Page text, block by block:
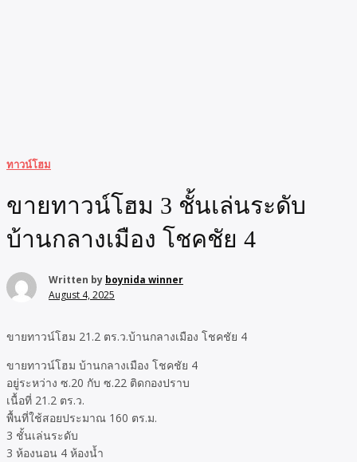
ทาวน์โฮม
ขายทาวน์โฮม 3 ชั้นเล่นระดับ
บ้านกลางเมือง โชคชัย 4
Written by boynida winner
August 4, 2025
ขายทาวน์โฮม 21.2 ตร.ว.บ้านกลางเมือง โชคชัย 4
ขายทาวน์โฮม บ้านกลางเมือง โชคชัย 4
อยู่ระหว่าง ซ.20 กับ ซ.22 ติดกองปราบ
เนื้อที่ 21.2 ตร.ว.
พื้นที่ใช้สอยประมาณ 160 ตร.ม.
3 ชั้นเล่นระดับ
3 ห้องนอน 4 ห้องน้ำ